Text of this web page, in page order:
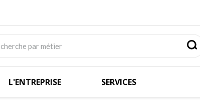
L'ENTREPRISE SERVICES